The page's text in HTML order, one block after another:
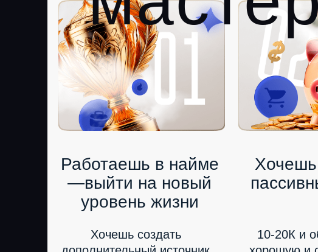
Хочешь
Хочешь создать
10-20К и
Работаешь в найме
—выйти на новый
уровень жизни